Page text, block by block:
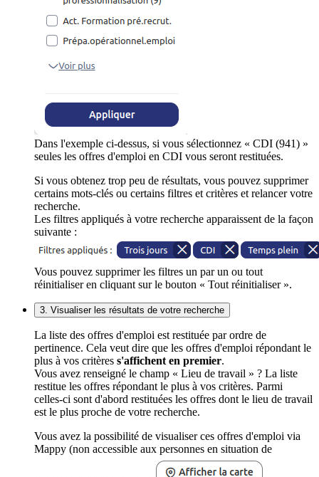
Dans l'exemple ci-dessus, si vous sélectionnez « CDI (941) »
seules les offres d'emploi en CDI vous seront restituées.
Si vous obtenez trop peu de résultats, vous pouvez supprimer
certains mots-clés ou certains filtres et critères et relancer votre
recherche.
Les filtres appliqués à votre recherche apparaissent de la façon
suivante :
Vous pouvez supprimer les filtres un par un ou tout
réinitialiser en cliquant sur le bouton « Tout réinitialiser ».
3. Visualiser les résultats de votre recherche
La liste des offres d'emploi est restituée par ordre de
pertinence. Cela veut dire que les offres d'emploi répondant le
plus à vos critères s'affichent en premier.
Vous avez renseigné le champ « Lieu de travail » ? La liste
restitue les offres répondant le plus à vos critères. Parmi
celles-ci sont d'abord restituées les offres dont le lieu de travail
est le plus proche de votre recherche.
Vous avez la possibilité de visualiser ces offres d'emploi via
Mappy (non accessible aux personnes en situation de